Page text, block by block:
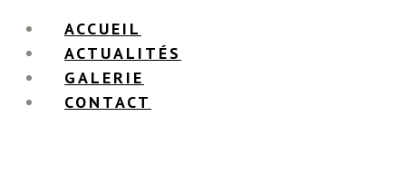
ACCUEIL
ACTUALITÉS
GALERIE
CONTACT